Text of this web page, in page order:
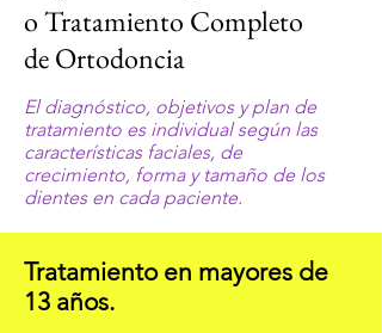
o Tratamiento Completo
de Ortodoncia
El diagnóstico, objetivos y plan de
tratamiento es individual según las
características faciales, de
crecimiento, forma y tamaño de los
dientes en cada paciente.
Tratamiento en mayores de
13 años.